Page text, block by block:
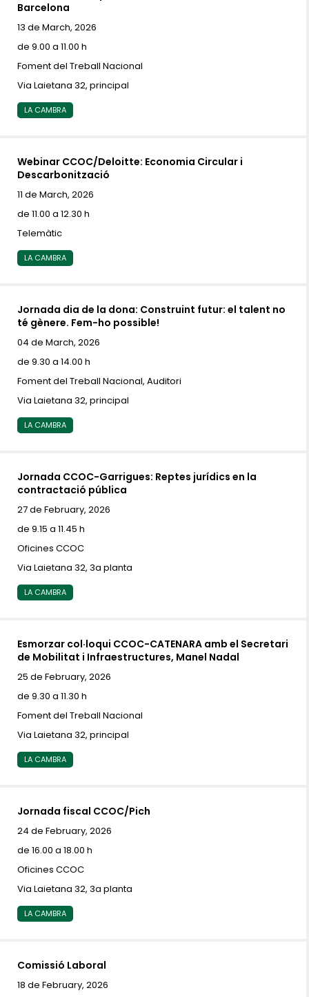
Barcelona
13 de March, 2026
de 9.00 a 11.00 h
Foment del Treball Nacional
Via Laietana 32, principal
LA CAMBRA
Webinar CCOC/Deloitte: Economia Circular i
Descarbonització
11 de March, 2026
de 11.00 a 12.30 h
Telemàtic
LA CAMBRA
Jornada dia de la dona: Construint futur: el talent no
té gènere. Fem-ho possible!
04 de March, 2026
de 9.30 a 14.00 h
Foment del Treball Nacional, Auditori
Via Laietana 32, principal
LA CAMBRA
Jornada CCOC-Garrigues: Reptes jurídics en la
contractació pública
27 de February, 2026
de 9.15 a 11.45 h
Oficines CCOC
Via Laietana 32, 3a planta
LA CAMBRA
Esmorzar col·loqui CCOC-CATENARA amb el Secretari
de Mobilitat i Infraestructures, Manel Nadal
25 de February, 2026
de 9.30 a 11.30 h
Foment del Treball Nacional
Via Laietana 32, principal
LA CAMBRA
Jornada fiscal CCOC/Pich
24 de February, 2026
de 16.00 a 18.00 h
Oficines CCOC
Via Laietana 32, 3a planta
LA CAMBRA
Comissió Laboral
18 de February, 2026